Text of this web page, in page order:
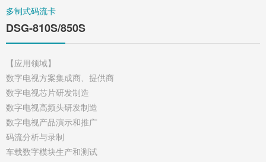
多制式码流卡
DSG-810S/850S
【应用领域】
数字电视方案集成商、提供商
数字电视芯片研发制造
数字电视高频头研发制造
数字电视产品演示和推广
码流分析与录制
车载数字模块生产和测试